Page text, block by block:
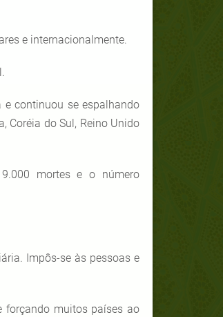
e internacionalmente.
continuou se espalhando
Coréia do Sul, Reino Unido
mortes e o número
Impôs-se às pessoas e
forçando muitos países ao